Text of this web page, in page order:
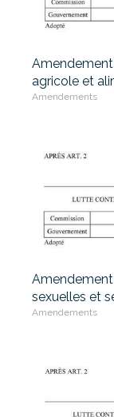
Amendement
agricole et
Amendements
Amendement
sexuelles et
Amendements